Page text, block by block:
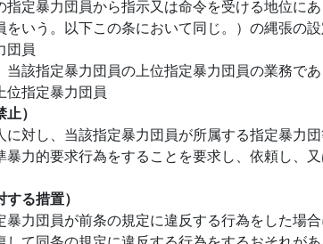
定暴力団員から指示又は命令を受ける地位に
いう。以下この条において同じ。）の縄張の
団員
該指定暴力団員の上位指定暴力団員の業務で
指定暴力団員
）
に対し、当該指定暴力団員が所属する指定暴力
力的要求行為をすることを要求し、依頼し、
る措置）
暴力団員が前条の規定に違反する行為をした場